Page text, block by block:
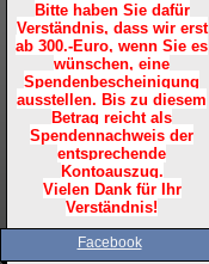
Bitte haben Sie dafür
Verständnis, dass wir erst
ab 300.-Euro, wenn Sie es
wünschen, eine
Spendenbescheinigung
ausstellen. Bis zu diesem
Betrag reicht als
Spendennachweis der
entsprechende
Kontoauszug.
Vielen Dank für Ihr
Verständnis!
Facebook